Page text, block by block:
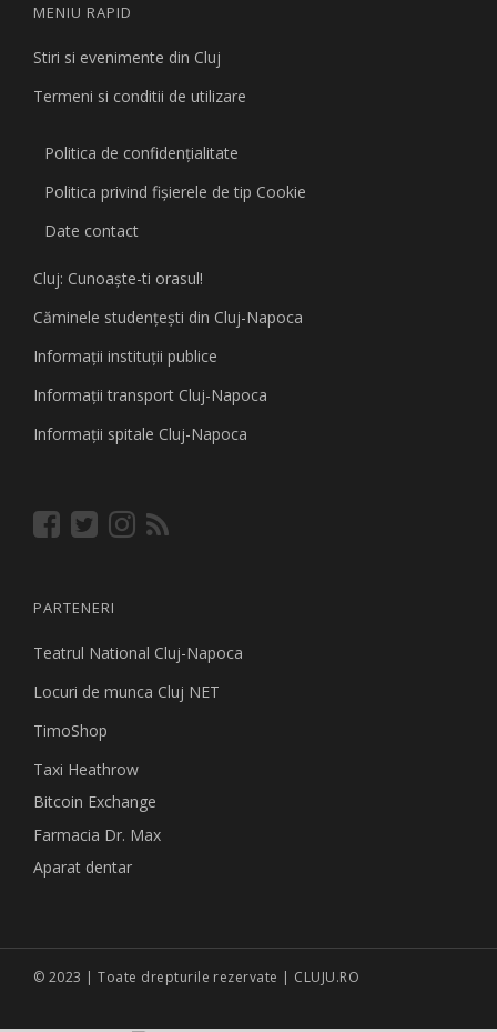
MENIU RAPID
Stiri si evenimente din Cluj
Termeni si conditii de utilizare
Politica de confidențialitate
Politica privind fişierele de tip Cookie
Date contact
Cluj: Cunoaşte-ti orasul!
Căminele studenţeşti din Cluj-Napoca
Informaţii instituţii publice
Informaţii transport Cluj-Napoca
Informaţii spitale Cluj-Napoca
PARTENERI
Teatrul National Cluj-Napoca
Locuri de munca Cluj NET
TimoShop
Taxi Heathrow
Bitcoin Exchange
Farmacia Dr. Max
Aparat dentar
© 2023 | Toate drepturile rezervate | CLUJU.RO